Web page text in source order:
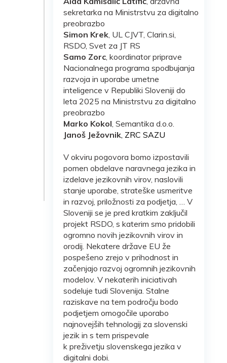
sekretarka na Ministrstvu za digitalno
preobrazbo
Simon Krek , UL CJVT, Clarin.si,
RSDO, Svet za JT RS
Samo Zorc , koordinator priprave
Nacionalnega programa spodbujanja
razvoja in uporabe umetne
inteligence v Republiki Sloveniji do
leta 2025 na Ministrstvu za digitalno
preobrazbo
Marko Kokol , Semantika d.o.o.
Janoš Ježovnik , ZRC SAZU
V okviru pogovora bomo izpostavili
pomen obdelave naravnega jezika in
izdelave jezikovnih virov, naslovili
stanje uporabe, strateške usmeritve
in razvoj, priložnosti za podjetja, … V
Sloveniji se je pred kratkim zaključil
projekt RSDO, s katerim smo pridobili
ogromno novih jezikovnih virov in
orodij. Nekatere države EU že
pospešeno zrejo v prihodnost in
začenjajo razvoj ogromnih jezikovnih
modelov. V nekaterih iniciativah
sodeluje tudi Slovenija. Stalne
raziskave na tem področju bodo
podjetjem omogočile uporabo
najnovejših tehnologij za slovenski
jezik in s tem prispevale
k preživetju slovenskega jezika v
digitalni dobi.